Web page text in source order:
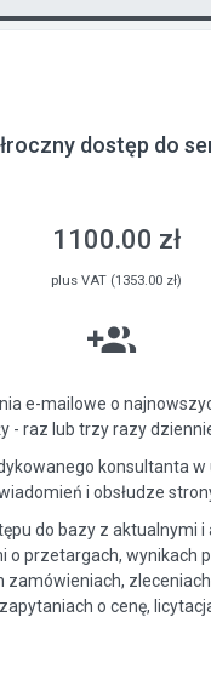
dostęp do
1100.00 zł
plus VAT (1353.00 zł)
e-mailowe o
- raz lub trzy razy
konsultanta w
i obsłudze
do bazy z aktualnymi
o przetargach, wynikach
zamówieniach,
o cenę,